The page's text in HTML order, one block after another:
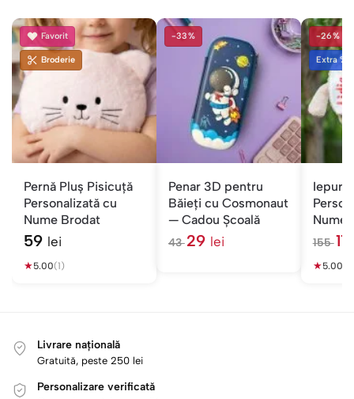
Favorit
Broderie
Pernă Pluș Pisicuță
Personalizată cu
Nume Brodat
59 lei
★5.00(1)
-33%
Penar 3D pentru
Băieți cu Cosmonaut
— Cadou Școală
4329 lei
-26%
Extra %
Nume
Copii
155
e
★5.00
Livrare națională
Gratuită, peste 250 lei
Personalizare verificată